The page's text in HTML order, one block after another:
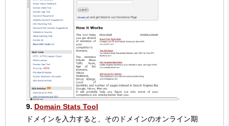
9. Domain Stats Tool
ドメインを入力すると、そのドメインのオンライン期